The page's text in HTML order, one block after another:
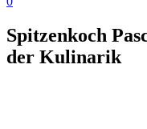
Spitzenkoch
der Kulinarik